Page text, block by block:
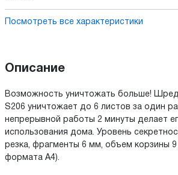
Посмотреть все характеристики
Описание
Возможность уничтожать больше!
S206 уничтожает до 6 листов за один
непрерывной работы 2 минуты делает
использования дома. Уровень
резка, фрагменты 6 мм, объем корзины 9
формата A4).